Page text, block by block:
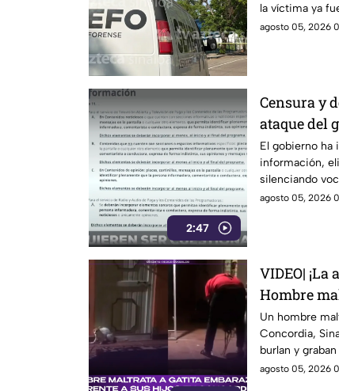
la víctima ya
agosto 05, 2026
2:47
Censura y
ataque del
pública
El gobierno ha
información,
silenciando
agosto 05, 2026
VIDEO|
Hombre
en
Un hombre
Concordia,
burlan y
agosto 05, 2026